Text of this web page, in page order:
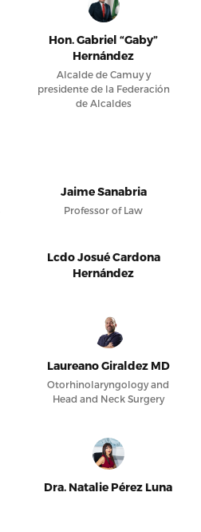
Hon. Gabriel “Gaby”
Hernández
Alcalde de Camuy y
presidente de la Federación
de Alcaldes
Jaime Sanabria
Professor of Law
Lcdo Josué Cardona
Hernández
Laureano Giraldez MD
Otorhinolaryngology and
Head and Neck Surgery
Dra. Natalie Pérez Luna